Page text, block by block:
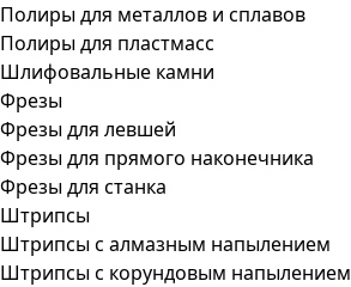
Полиры для металлов и сплавов
Полиры для пластмасс
Шлифовальные камни
Фрезы
Фрезы для левшей
Фрезы для прямого наконечника
Фрезы для станка
Штрипсы
Штрипсы c алмазным напылением
Штрипсы c корундовым напылением